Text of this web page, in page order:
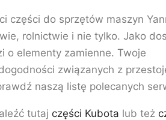
części do sprzętów maszyn
rolnictwie i nie tylko. Jako
o elementy zamienne. Twoje
związanych z
naszą listę polecanych
tutaj części Kubota lub też